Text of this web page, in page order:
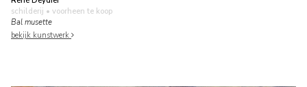
schilderij • voorheen te koop
Bal musette
bekijk kunstwerk